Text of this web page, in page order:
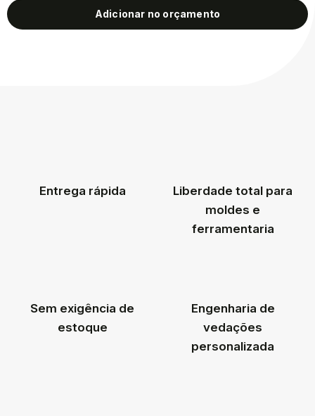
Adicionar no orçamento
Entrega rápida
Liberdade total para
moldes e
ferramentaria
Sem exigência de
estoque
Engenharia de
vedações
personalizada